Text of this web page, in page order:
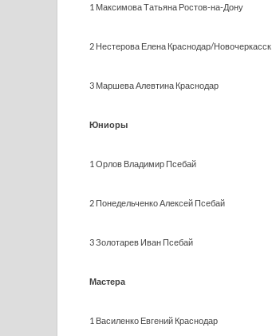
1 Максимова Татьяна Ростов-на-Дону
2 Нестерова Елена Краснодар/Новочеркасск
3 Маршева Алевтина Краснодар
Юниоры
1 Орлов Владимир Псебай
2 Понедельченко Алексей Псебай
3 Золотарев Иван Псебай
Мастера
1 Василенко Евгений Краснодар